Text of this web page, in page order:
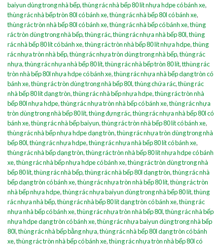
baiyun dùng trong nhà bếp,thùng rác nhà bếp 80 lít nhựa hdpe có bánh xe,
thùng rác nhà bếp tròn 80l có bánh xe,thùng rác nhà bếp 80l có bánh xe,
thùng rác tròn nhà bếp 80l có bánh xe,thùng rác nhà bếp có bánh xe,thùng
rác tròn dùng trong nhà bếp,thùng rác,thùng rác nhựa nhà bếp 80l,thùng
rác nhà bếp 80 lít có bánh xe,thùng rác tròn nhà bếp 80 lít nhựa hdpe,thùng
rác nhựa tròn nhà bếp,thùng rác nhựa tròn dùng trong nhà bếp,thùng rác
nhựa,thùng rác nhựa nhà bếp 80 lít,thùng rác nhà bếp tròn 80 lít,tthùng rác
tròn nhà bếp 80l nhựa hdpe có bánh xe,thùng rác nhựa nhà bếp dạng tròn có
bánh xe,thùng rác tròn dùng trong nhà bếp 80l,thùng chứa rác,thùng rác
nhà bếp 80 lít dạng tròn,thùng rác nhà bếp nhựa hdpe,thùng rác tròn nhà
bếp 80l nhựa hdpe,thùng rác nhựa tròn nhà bếp có bánh xe,thùng rác nhựa
tròn dùng trong nhà bếp 80 lít,thùng đựng rác,thùng rác nhựa nhà bếp 80l có
bánh xe,thùng rác nhà bếp baiyun,thùng rác tròn nhà bếp 80 lít có bánh xe,
thùng rác nhà bếp nhựa hdpe dạng tròn,thùng rác nhựa tròn dùng trong nhà
bếp 80l,thùng rác nhựa hdpe,thùng rác nhựa nhà bếp 80 lít có bánh xe,
thùng rác nhà bếp dạng tròn,thùng rác tròn nhà bếp 80 lít nhựa hdpe có bánh
xe,thùng rác nhà bếp nhựa hdpe có bánh xe,thùng rác tròn dùng trong nhà
bếp 80 lít,thùng rác nhà bếp,thùng rác nhà bếp 80l dạng tròn,thùng rác nhà
bếp dạng tròn có bánh xe,thùng rác nhựa tròn nhà bếp 80 lít,thùng rác tròn
nhà bếp nhựa hdpe,thùng rác nhựa baiyun dùng trong nhà bếp 80 lít,thùng
rác nhựa nhà bếp,thùng rác nhà bếp 80 lít dạng tròn có bánh xe,thùng rác
nhựa nhà bếp có bánh xe,thùng rác nhựa tròn nhà bếp 80l,thùng rác nhà bếp
nhựa hdpe dạng tròn có bánh xe,thùng rác nhựa baiyun dùng trong nhà bếp
80l,thùng rác nhà bếp bằng nhựa,thùng rác nhà bếp 80l dạng tròn có bánh
xe,thùng rác tròn nhà bếp có bánh xe,thùng rác nhựa tròn nhà bếp 80l có